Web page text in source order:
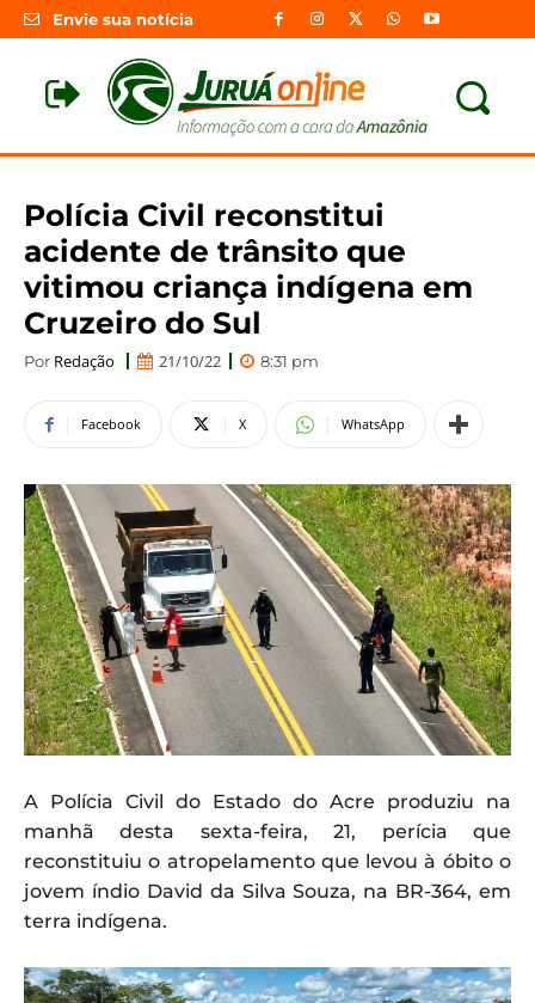
Envie sua notícia
Polícia Civil reconstitui
acidente de trânsito que
vitimou criança indígena em
Cruzeiro do Sul
Por Redação 21/10/22 8:31 pm
Facebook X WhatsApp
A Polícia Civil do Estado do Acre produziu na
manhã desta sexta-feira, 21, perícia que
reconstituiu o atropelamento que levou à óbito o
jovem índio David da Silva Souza, na BR-364, em
terra indígena.